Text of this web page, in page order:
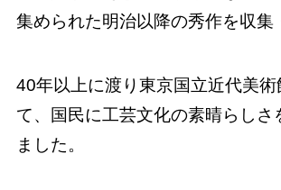
集められた明治以降の秀作を収集
40年以上に渡り東京国立近代美術
て、国民に工芸文化の素晴らしさ
ました。